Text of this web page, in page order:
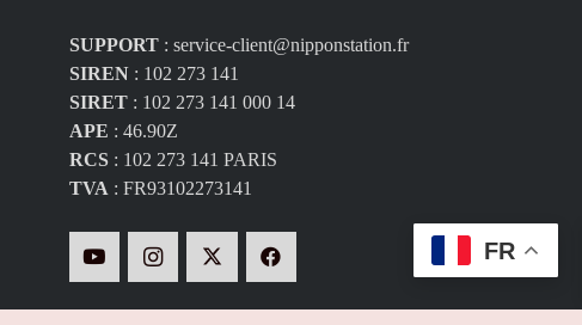
SUPPORT: service-client@nipponstation.fr
SIREN: 102 273 141
SIRET: 102 273 141 000 14
APE : 46.90Z
RCS: 102 273 141 PARIS
TVA: FR93102273141
FR